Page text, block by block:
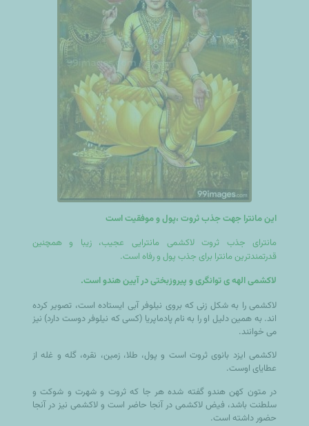
این مانترا جهت جذب ثروت ،پول و موفقیت است
مانترای جذب ثروت لاکشمی مانترایی عجیب، زیبا و همچنین
قدرتمندترین مانترا برای جذب پول و رفاه است.
لاکشمی الهه ی توانگری و پیروزبختی در آیین هندو است.
لاکشمی را به شکل زنی که بروی نیلوفر آبی ایستاده است، تصویر کرده
اند. به همین دلیل او را به نام پادماپریا (کسی که نیلوفر دوست دارد) نیز
می خوانند.
لاکشمی ایزد بانوی ثروت است و پول، طلا، زمین، نقره، گله و غله از
عطایای اوست.
در متون کهن هندو گفته شده هر جا که ثروت و شهرت و شوکت و
سلطنت باشد، فیض لاکشمی در آنجا حاضر است و لاکشمی نیز در آنجا
حضور داشته است.